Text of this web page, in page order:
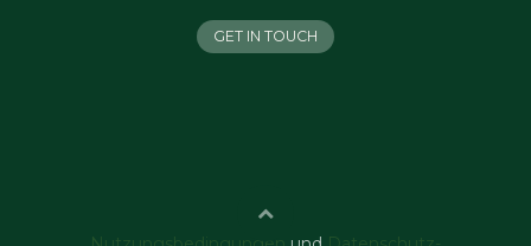
GET IN TOUCH